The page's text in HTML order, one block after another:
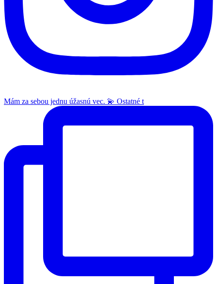
Mám za sebou jednu úžasnú vec. 💫 Ostatné t